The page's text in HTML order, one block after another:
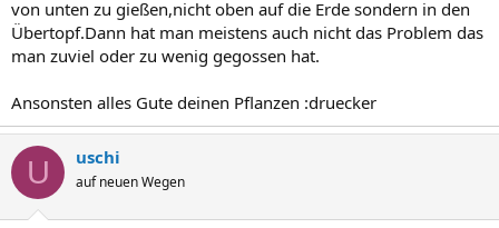
von unten zu gießen,nicht oben auf die Erde sondern in den
Übertopf.Dann hat man meistens auch nicht das Problem das
man zuviel oder zu wenig gegossen hat.
Ansonsten alles Gute deinen Pflanzen :druecker
U uschi
auf neuen Wegen